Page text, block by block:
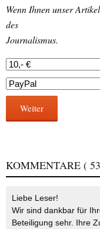
Wenn Ihnen unser
des
Journalismus.
Weiter
KOMMENTARE (
Liebe Leser!
Wir sind dankbar für
Beteiligung sehr. Ihre